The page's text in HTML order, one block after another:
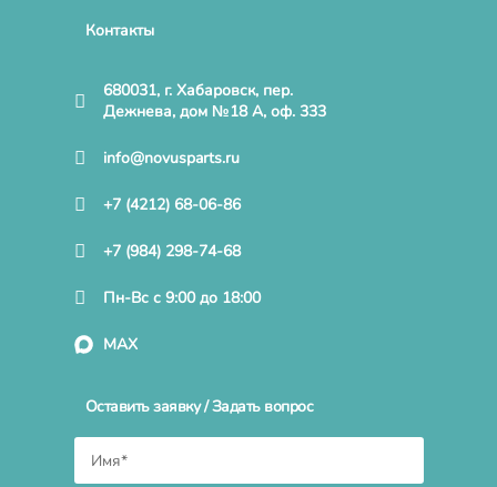
Контакты
680031, г. Хабаровск, пер.
Дежнева, дом №18 А, оф. 333
info@novusparts.ru
+7 (4212) 68-06-86
+7 (984) 298-74-68
Пн-Вс с 9:00 до 18:00
MAX
Оставить заявку / Задать вопрос